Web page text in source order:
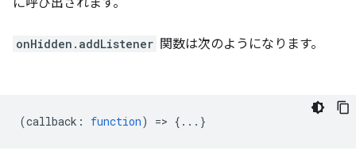
onHidden.addListener 関数は次のようになります。
(callback : function) => {...}